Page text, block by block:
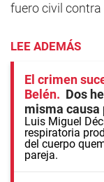
fuero civil contra
LEE ADEMÁS
El crimen
Belén
Dos
misma
Luis Miguel
respiratoria
del cuerpo
pareja.